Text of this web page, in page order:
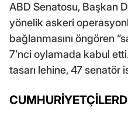
ABD Senatosu, Başkan
yönelik askeri
bağlanmasını öngören
7’nci oylamada kabul
tasarı lehine, 47 senatör